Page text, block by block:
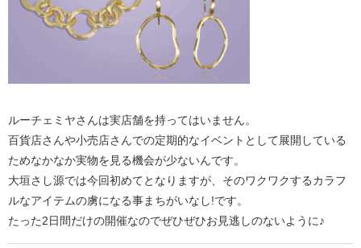
ルーチェミヤさんは実店舗を持ってはいません。
百貨店さんや小売店さんでの定期的なイベントとして展開している
ためなかなか実物を見る機会が少ないんです。
大垣さし源では今回初めてとなりますが、そのワクワクするカラフ
ルなアイテムの虜になる事まちがいなし!です。
たった2日間だけの開催なのでぜひぜひお見逃しのないように♪